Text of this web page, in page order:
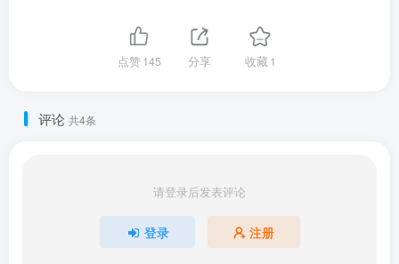
点赞145 分享 收藏1
评论 共4条
请登录后发表评论
登录 注册